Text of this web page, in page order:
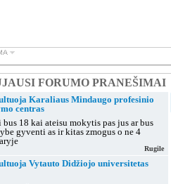
Karaliaus Mindaugo profesinio
centras
18 kai ateisu mokytis pas jus ar bus
gyventi as ir kitas zmogus o ne 4
Rugile
Vytauto Didžiojo universitetas
FORUMO PRANEŠIMAI